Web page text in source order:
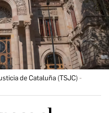
de Cataluña (TSJC)